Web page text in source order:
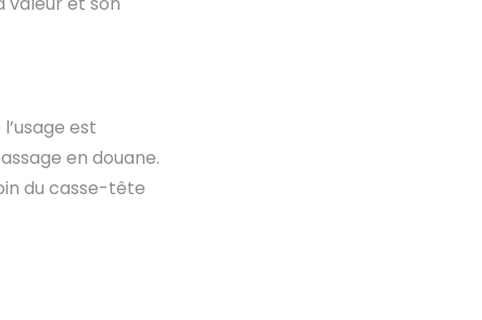
est
en douane.
du casse-tête